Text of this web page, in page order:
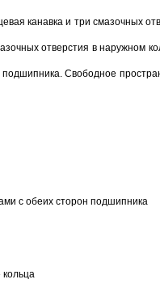
канавка и три смазочных
отверстия в наружном
подшипника. Свободное
с обеих сторон подшипника